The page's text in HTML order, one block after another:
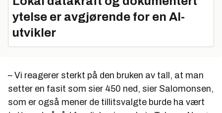
ytelse er avgjørende for en AI-
utvikler
– Vi reagerer sterkt på den bruken av tall, at man
setter en fasit som sier 450 ned, sier Salomonsen,
som er også mener de tillitsvalgte burde ha vært